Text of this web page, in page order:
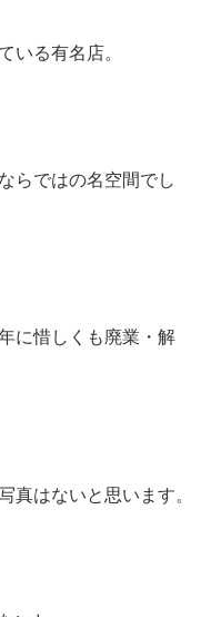
いる有名店。
らではの名空間でし
に惜しくも廃業・解
真はないと思います。